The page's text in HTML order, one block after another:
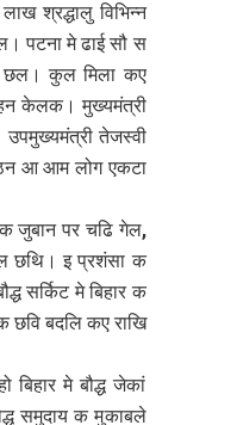
श्रद्धालु विभिन्न
पटना मे ढाई सौ स
कुल मिला कए
केलक। मुख्यमंत्री
तेजस्वी
आ आम लोग एकटा
जुबान पर चढि गेल,
छथि। इ प्रशंसा क
सर्किट मे बिहार क
छवि बदलि कए राखि
मे बौद्ध जेकां
समुदाय क मुकाबले